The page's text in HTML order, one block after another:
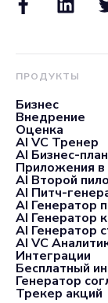
ПРОДУКТЫ
Бизнес
Внедрение
Оценка
AI VC Тренер
AI Бизнес-план
Приложения
AI Второй
AI Питч-
AI Генератор
AI Генератор
AI Генератор
AI VC
Интеграции
Бесплатный
Генератор
Трекер акций